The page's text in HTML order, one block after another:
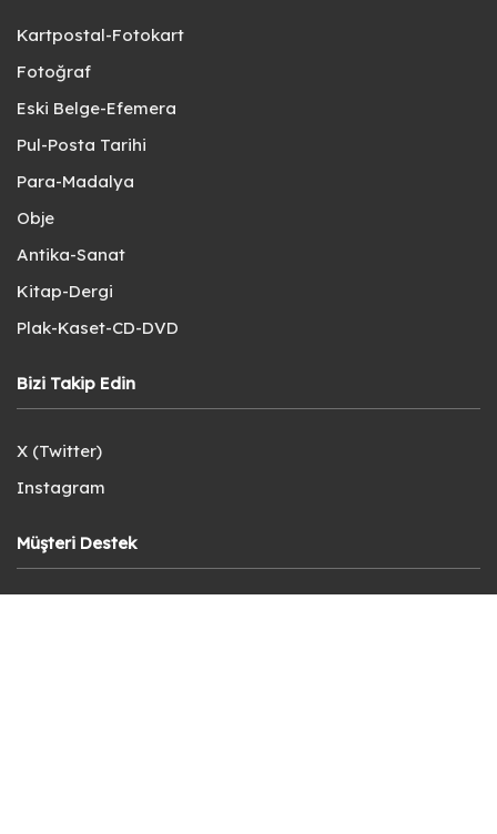
Kartpostal-Fotokart
Fotoğraf
Eski Belge-Efemera
Pul-Posta Tarihi
Para-Madalya
Obje
Antika-Sanat
Kitap-Dergi
Plak-Kaset-CD-DVD
Bizi Takip Edin
X (Twitter)
Instagram
Müşteri Destek